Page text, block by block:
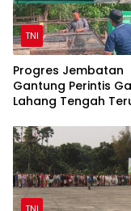
TNI
Progres Jembatan
Gantung Perintis
Lahang Tengah
TNI